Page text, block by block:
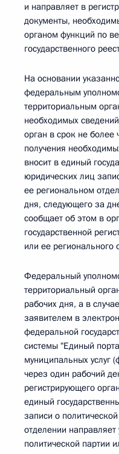
и направляет в
документы,
органом функций по
государственного
На основании
федеральным
территориальным
необходимых
орган в срок не более
получения
вносит в единый
юридических лиц
ее региональном
дня, следующего за
сообщает об этом в
государственной
или ее регионального
Федеральный
территориальный
рабочих дня, а в
заявителем в
федеральной
системы "Единый
муниципальных услуг
через один рабочий
регистрирующего
единый
записи о
отделении
политической партии